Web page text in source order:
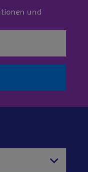
und